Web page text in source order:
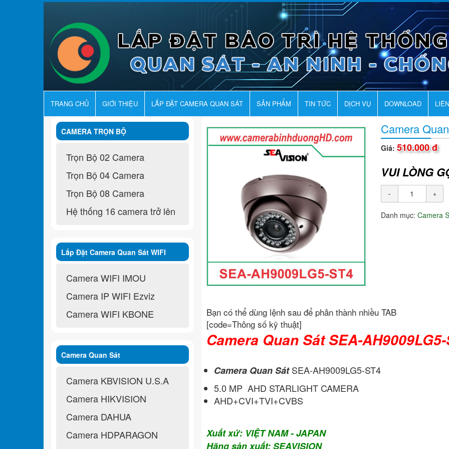
TRANG CHỦ GIỚI THIỆU LẮP ĐẶT CAMERA QUAN SÁT SẢN PHẨM TIN TỨC DỊCH VỤ DOWNLOAD
Camera
Giá: 510.000 đ
VUI LÒNG
Danh mục: Camera
Bạn có thể dùng lệnh sau để phân thành nhiều TAB
[code=Thông số kỹ thuật]
Camera Quan Sát SEA-
Camera Quan SátSEA-AH9009LG5-ST4
5.0 MP AHD STARLIGHT CAMERA
AHD+CVI+TVI+CVBS
Xuất xứ: VIỆT NAM - JAPAN
Hãng sản xuất: SEAVISION
CAMERA TRỌN BỘ
Trọn Bộ 02 Camera
Trọn Bộ 04 Camera
Trọn Bộ 08 Camera
Hệ thống 16 camera trở lên
Lắp Đặt Camera Quan Sát WIFI
Không Dây
Camera WIFI IMOU
Camera IP WIFI Ezviz
Camera WIFI KBONE
Camera Quan Sát
Camera KBVISION U.S.A
Camera HIKVISION
Camera DAHUA
Camera HDPARAGON